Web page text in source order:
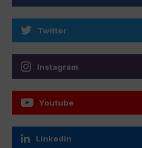
Twitter
Instagram
Youtube
Linkedin